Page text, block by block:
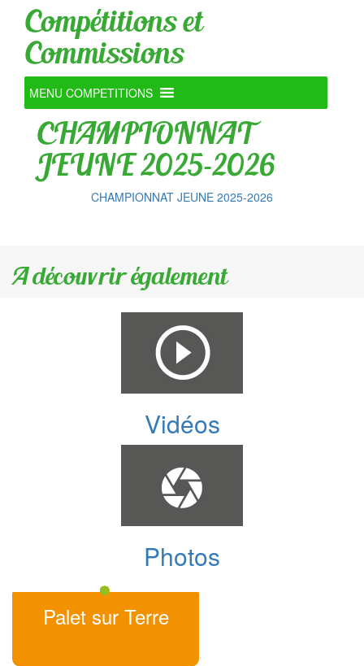
Compétitions et
Commissions
MENU COMPETITIONS
CHAMPIONNAT
JEUNE 2025-2026
CHAMPIONNAT JEUNE 2025-2026
A découvrir également
Vidéos
Photos
Palet sur Terre